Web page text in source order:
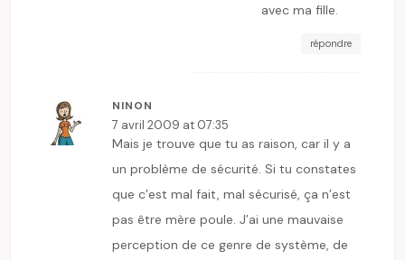
avec ma fille.
répondre
NINON
7 avril 2009 at 07:35
Mais je trouve que tu as raison, car il y a
un problème de sécurité. Si tu constates
que c’est mal fait, mal sécurisé, ça n’est
pas être mère poule. J’ai une mauvaise
perception de ce genre de système, de